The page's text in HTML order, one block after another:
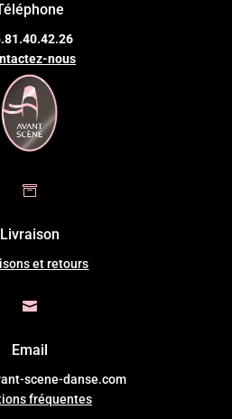
nous

Livraison
et retours

Email
scene-danse.com
fréquentes